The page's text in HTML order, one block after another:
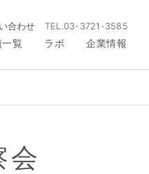
合わせ TEL.03-3721-3585
覧 ラボ 企業情報
会